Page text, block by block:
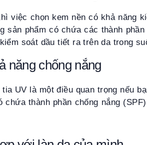
việc chọn kem nền có khả năng
sản phẩm có chứa các thành
soát dầu tiết ra trên da trong
năng chống nắng
UV là một điều quan trọng nếu
thành phần chống nắng